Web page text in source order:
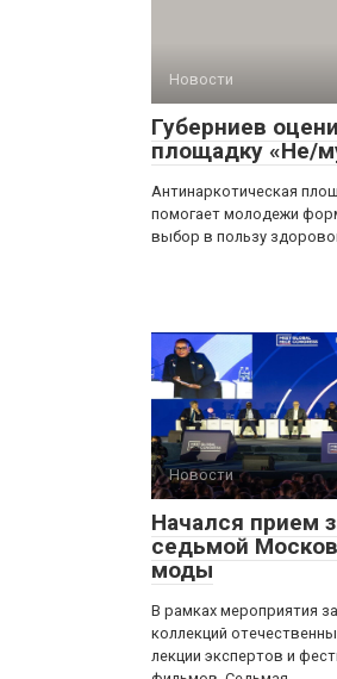
Новости
Губерниев
площадку «Не/
Антинаркотическая
помогает молодежи
выбор в пользу
Новости
Начался прием
седьмой
моды
В рамках мероприятия
коллекций
лекции экспертов и